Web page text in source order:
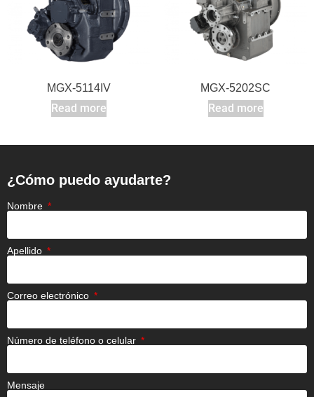
MGX-5114IV
Read more
MGX-5202SC
Read more
¿Cómo puedo ayudarte?
Nombre
Apellido
Correo electrónico
Número de teléfono o celular
Mensaje